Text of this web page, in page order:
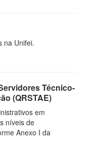
na Unifei.
Técnico-
(QRSTAE)
em
níveis de
Anexo I da